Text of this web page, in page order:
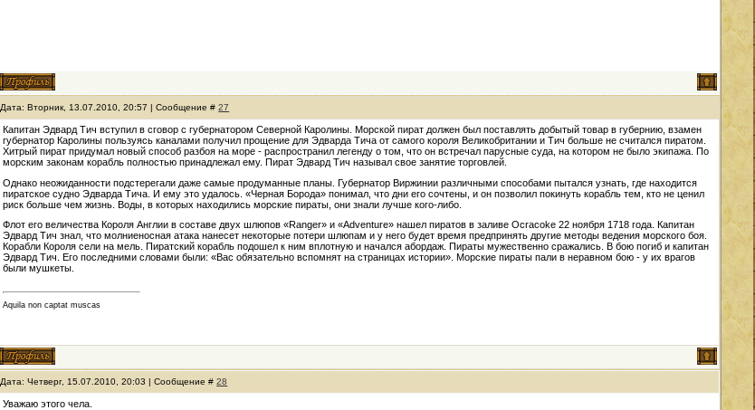
Дата: Вторник, 13.07.2010, 20:57 | Сообщение #27
Капитан Эдвард Тич вступил в сговор с губернатором Северной Каролины. Морской пират должен был поставлять добытый товар в губернию, взамен
губернатор Каролины пользуясь каналами получил прощение для Эдварда Тича от самого короля Великобритании и Тич больше не считался пиратом.
Хитрый пират придумал новый способ разбоя на море - распространил легенду о том, что он встречал парусные суда, на котором не было экипажа. По
морским законам корабль полностью принадлежал ему. Пират Эдвард Тич называл свое занятие торговлей.
Однако неожиданности подстерегали даже самые продуманные планы. Губернатор Виржинии различными способами пытался узнать, где находится
пиратское судно Эдварда Тича. И ему это удалось. «Черная Борода» понимал, что дни его сочтены, и он позволил покинуть корабль тем, кто не ценил
риск больше чем жизнь. Воды, в которых находились морские пираты, они знали лучше кого-либо.
Флот его величества Короля Англии в составе двух шлюпов «Ranger» и «Adventure» нашел пиратов в заливе Ocracoke 22 ноября 1718 года. Капитан
Эдвард Тич знал, что молниеносная атака нанесет некоторые потери шлюпам и у него будет время предпринять другие методы ведения морского боя.
Корабли Короля сели на мель. Пиратский корабль подошел к ним вплотную и начался абордаж. Пираты мужественно сражались. В бою погиб и капитан
Эдвард Тич. Его последними словами были: «Вас обязательно вспомнят на страницах истории». Морские пираты пали в неравном бою - у их врагов
были мушкеты.
Aquila non captat muscas
Дата: Четверг, 15.07.2010, 20:03 | Сообщение #28
Уважаю этого чела.